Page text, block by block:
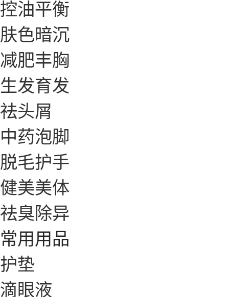
控油平衡
肤色暗沉
减肥丰胸
生发育发
祛头屑
中药泡脚
脱毛护手
健美美体
祛臭除异
常用用品
护垫
滴眼液